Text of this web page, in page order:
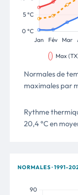
Normales de
maximales par
Rythme
20,4 °C en
NORMALES · 1991-